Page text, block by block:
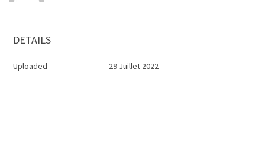
DETAILS
Uploaded 29 Juillet 2022